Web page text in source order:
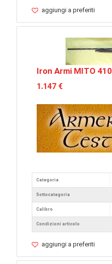
aggiungi a preferiti
Iron Armi MITO 410
1.147 €
Categoria
Sottocategoria
Calibro
Condizioni articolo
aggiungi a preferiti